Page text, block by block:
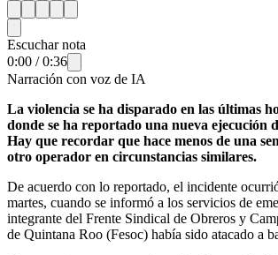
Escuchar nota
0:00 /0:36
Narración con voz de IA
La violencia se ha disparado en las últimas
donde se ha reportado una nueva ejecución
Hay que recordar que hace menos de una
otro operador en circunstancias similares.
De acuerdo con lo reportado, el incidente
martes, cuando se informó a los servicios de
integrante del Frente Sindical de Obreros y
de Quintana Roo (Fesoc) había sido atacado a